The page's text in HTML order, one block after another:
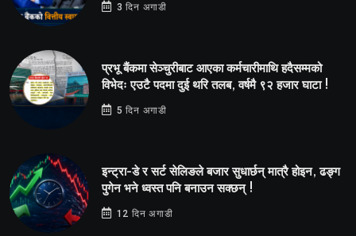
3 दिन अगाडी
प्रभू बैंकमा सेञ्चुरीबाट आएका कर्मचारीमाथि हदैसम्मको
विभेदः एउटै पदमा दुई थरि तलब, वर्षमै ९२ हजार घाटा !
5 दिन अगाडी
इन्ट्रा-डे र सर्ट सेलिङले बजार सुधार्छन् मात्रै होइन, ढङ्ग
पुगेन भने ध्वस्त पनि बनाउन सक्छन् !
12 दिन अगाडी